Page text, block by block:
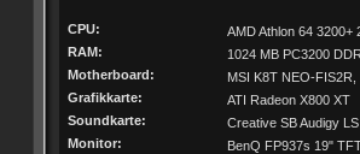
CPU:
AMD Athlon 64 3200+
RAM:
1024 MB PC3200
Motherboard:
MSI K8T NEO-
Grafikkarte:
ATI Radeon X800 XT
Soundkarte:
Creative SB Audigy
Monitor:
BenQ FP937s 19"